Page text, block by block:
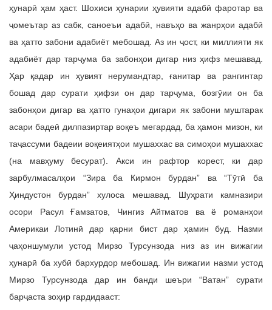
ҳунарӣ ҳам ҳаст. Шохиси ҳунарии ҳувияти адабӣ фаротар ва
ҷомеътар аз сабк, саноеъи адабӣ, навъҳо ва жанрҳои адабӣ
ва ҳатто забони адабиёт мебошад. Аз ин ҷост, ки миллияти як
адабиёт дар тарҷума ба забонҳои дигар низ ҳифз мешавад.
Ҳар қадар ин ҳувият нерумандтар, ғанитар ва рангинтар
бошад дар сурати ҳифзи он дар тарҷума, бозгӯии он ба
забонҳои дигар ва ҳатто гунаҳои дигари як забони муштарак
асари бадеӣ дилпазиртар воқеъ мегардад, ба ҳамон мизон, ки
таҷассуми бадеии воқеиятҳои мушаххас ва симоҳои мушаххас
(на мавҳуму бесурат). Акси ин рафтор корест, ки дар
зарбулмасалҳои “Зира ба Кирмон бурдан” ва “Тӯтӣ ба
Ҳиндустон бурдан” хулоса мешавад. Шуҳрати камназири
осори Расул Ғамзатов, Чингиз Айтматов ва ё романҳои
Америкаи Лотинӣ дар қарни бист дар ҳамин буд. Назми
ҷаҳоншумули устод Мирзо Турсунзода низ аз ин вижагии
ҳунарӣ ба хубӣ бархурдор мебошад. Ин вижагии назми устод
Мирзо Турсунзода дар ин банди шеъри “Ватан” сурати
барҷаста зоҳир гардидааст: